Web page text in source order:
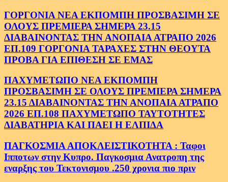
ΓΟΡΓΟΝΙΑ ΝΕΑ ΕΚΠΟΜΠΗ ΠΡΟΣΒΑΣΙΜΗ ΣΕ
ΟΛΟΥΣ ΠΡΕΜΙΕΡΑ ΣΗΜΕΡΑ 23.15
ΔΙΑΒΑΙΝΟΝΤΑΣ ΤΗΝ ΑΝΟΠΑΙΑ ΑΤΡΑΠΟ 2026
ΕΠ.109 ΓΟΡΓΟΝΙΑ ΤΑΡΑΧΕΣ ΣΤΗΝ ΘΕΟΥΤΑ
ΠΡΟΒΑ ΓΙΑ ΕΠΙΘΕΣΗ ΣΕ ΕΜΑΣ
ΠΑΧΥΜΕΤΩΠΟ ΝΕΑ ΕΚΠΟΜΠΗ
ΠΡΟΣΒΑΣΙΜΗ ΣΕ ΟΛΟΥΣ ΠΡΕΜΙΕΡΑ ΣΗΜΕΡΑ
23.15 ΔΙΑΒΑΙΝΟΝΤΑΣ ΤΗΝ ΑΝΟΠΑΙΑ ΑΤΡΑΠΟ
2026 ΕΠ.108 ΠΑΧΥΜΕΤΩΠΟ ΤΑΥΤΟΤΗΤΕΣ
ΔΙΑΒΑΤΗΡΙΑ ΚΑΙ ΠΑΕΙ Η ΕΛΠΙΔΑ
ΠΑΓΚΟΣΜΙΑ ΑΠΟΚΛΕΙΣΤΙΚΟΤΗΤΑ : Ταφοι
Ιπποτων στην Κυπρο. Παγκοσμια Ανατροπη της
εναρξης του Τεκτονισμου .250 χρονια πιο πριν